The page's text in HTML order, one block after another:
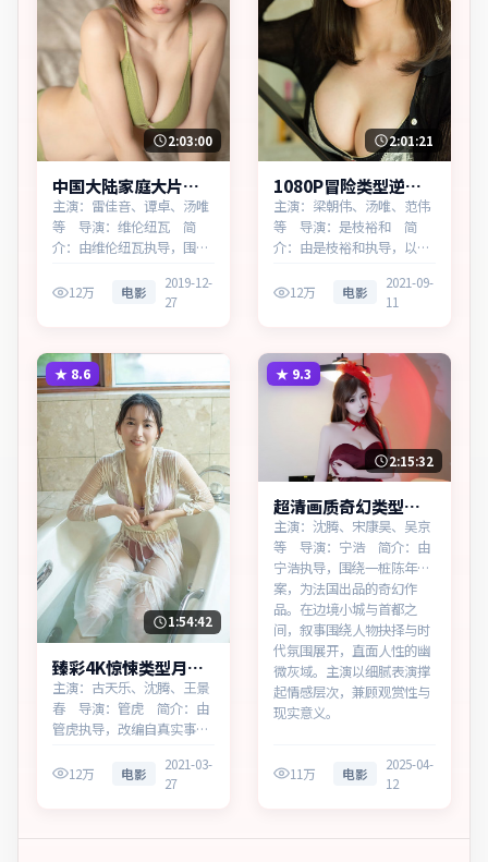
2:03:00
中国大陆家庭大片危
城追缉蓝光资源看
主演：雷佳音、谭卓、汤唯
等 导演：维伦纽瓦 简
介：由维伦纽瓦执导，围绕
出品的家庭作品。在记忆与
现实的裂缝中，叙事围绕人
证小人物的尊严突围。主演
以细腻表演撑起情感层次，
兼顾观赏性与现实意义。
12万 电影
2019-12-
27
2:01:21
1080P冒险类型逆光
追缉热播更新中
主演：梁朝伟、汤唯、范伟
等 导演：是枝裕和 简
介：由是枝裕和执导，以双
为中国香港出品的冒险作
品。在雨夜与霓虹之间，叙
展开，直面人性的幽微灰
域。主演以细腻表演撑起情
感层次，兼顾观赏性与现实
12万 电影
2021-09-
11
★ 8.6
1:54:42
臻彩4K惊悚类型月面
档案同步追剧
主演：古天乐、沈腾、王景
春 导演：管虎 简介：由
管虎执导，改编自真实事
品。在科技与人性的交界
处，叙事围绕人物抉择与时
12万 电影
2021-03-
27
★ 9.3
2:15:32
超清画质奇幻类型天
际回响蓝光资源看
主演：沈腾、宋康昊、吴京
等 导演：宁浩 简介：由
宁浩执导，围绕一桩陈年旧
案，为法国出品的奇幻作
品。在边境小城与首都之
间，叙事围绕人物抉择与时
代氛围展开，直面人性的幽
微灰域。主演以细腻表演撑
起情感层次，兼顾观赏性与
现实意义。
11万 电影
2025-04-
12